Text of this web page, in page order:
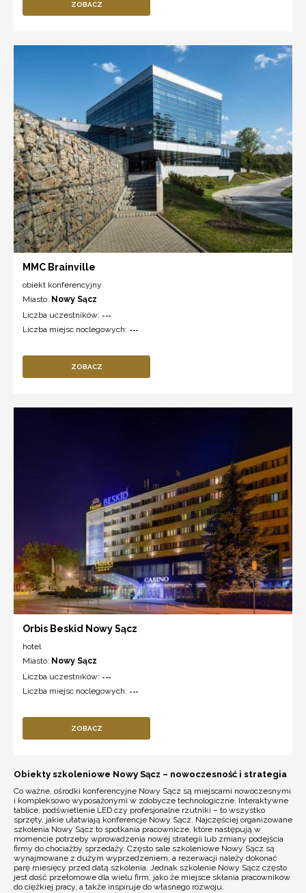
ZOBACZ
MMC Brainville
obiekt konferencyjny
Miasto: Nowy Sącz
Liczba uczestników: ---
Liczba miejsc noclegowych: ---
ZOBACZ
Orbis Beskid Nowy Sącz
hotel
Miasto: Nowy Sącz
Liczba uczestników: ---
Liczba miejsc noclegowych: ---
ZOBACZ
Obiekty szkoleniowe Nowy Sącz – nowoczesność i strategia
Co ważne, ośrodki konferencyjne Nowy Sącz są miejscami nowoczesnymi
i kompleksowo wyposażonymi w zdobycze technologiczne. Interaktywne
tablice, podświetlenie LED czy profesjonalne rzutniki – to wszystko
sprzęty, jakie ułatwiają konferencje Nowy Sącz. Najczęściej organizowane
szkolenia Nowy Sącz to spotkania pracownicze, które następują w
momencie potrzeby wprowadzenia nowej strategii lub zmiany podejścia
firmy do chociażby sprzedaży. Często sale szkoleniowe Nowy Sącz są
wynajmowane z dużym wyprzedzeniem, a rezerwacji należy dokonać
parę miesięcy przed datą szkolenia. Jednak szkolenie Nowy Sącz często
jest dość przełomowe dla wielu firm, jako że miejsce skłania pracowników
do ciężkiej pracy, a także inspiruje do własnego rozwoju.